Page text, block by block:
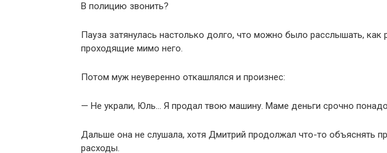
В полицию звонить?
Пауза затянулась настолько долго, что можно было расслышать, как
проходящие мимо него.
Потом муж неуверенно откашлялся и произнес:
— Не украли, Юль… Я продал твою машину. Маме деньги срочно
Дальше она не слушала, хотя Дмитрий продолжал что-то объяснять
расходы.